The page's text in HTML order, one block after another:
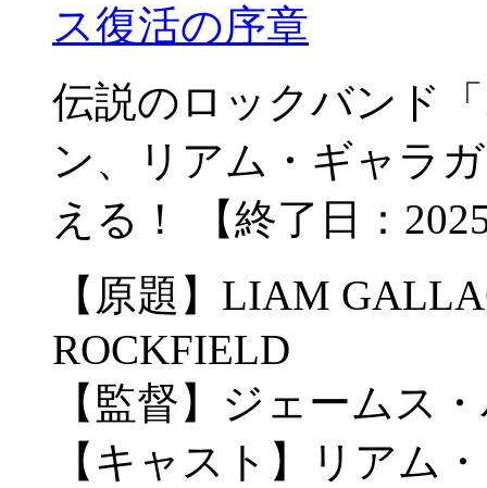
ス復活の序章
伝説のロックバンド
ン、リアム・ギャラ
える！ 【終了日：
【原題】LIAM
ROCKFIELD
【監督】ジェーム
【キャスト】リアム